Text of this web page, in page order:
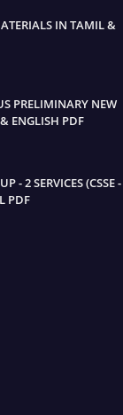
IN TAMIL &
PRELIMINARY NEW
ENGLISH PDF
- 2 SERVICES (CSSE -
PDF